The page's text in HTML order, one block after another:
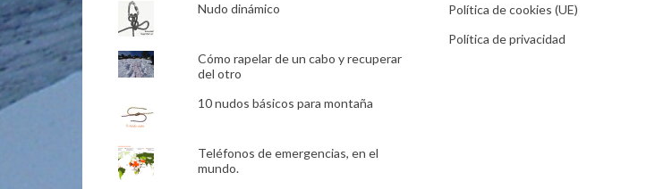
Nudo dinámico
Cómo rapelar de un cabo y recuperar
del otro
10 nudos básicos para montaña
Teléfonos de emergencias, en el
mundo.
Política de cookies (UE)
Política de privacidad